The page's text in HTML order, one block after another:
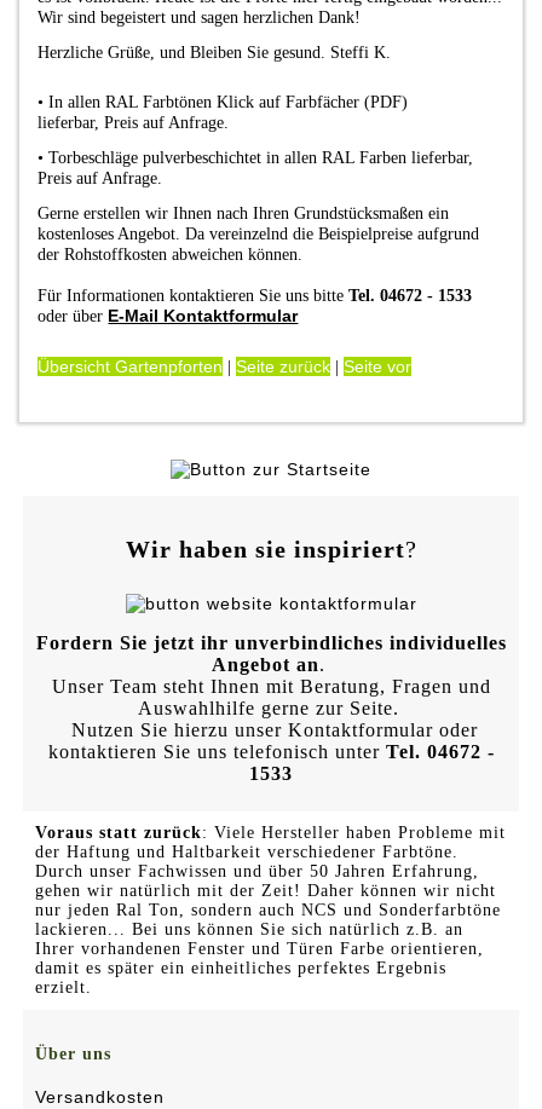
Wir sind begeistert und sagen herzlichen Dank!
Herzliche Grüße, und Bleiben Sie gesund. Steffi K.
• In allen RAL Farbtönen Klick auf Farbfächer (PDF)
lieferbar, Preis auf Anfrage.
• Torbeschläge pulverbeschichtet in allen RAL Farben lieferbar,
Preis auf Anfrage.
Gerne erstellen wir Ihnen nach Ihren Grundstücksmaßen ein
kostenloses Angebot. Da vereinzelnd die Beispielpreise aufgrund
der Rohstoffkosten abweichen können.
Für Informationen kontaktieren Sie uns bitteTel. 04672 - 1533
oder über E-Mail Kontaktformular
Übersicht Gartenpforten |Seite zurück |Seite vor
Wir haben sie inspiriert?
Fordern Sie jetzt ihr unverbindliches individuelles
Angebot an.
Unser Team steht Ihnen mit Beratung, Fragen und
Auswahlhilfe gerne zur Seite.
Nutzen Sie hierzu unser Kontaktformular oder
kontaktieren Sie uns telefonisch unter Tel. 04672 -
1533
Voraus statt zurück: Viele Hersteller haben Probleme mit
der Haftung und Haltbarkeit verschiedener Farbtöne.
Durch unser Fachwissen und über 50 Jahren Erfahrung,
gehen wir natürlich mit der Zeit! Daher können wir nicht
nur jeden Ral Ton, sondern auch NCS und Sonderfarbtöne
lackieren... Bei uns können Sie sich natürlich z.B. an
Ihrer vorhandenen Fenster und Türen Farbe orientieren,
damit es später ein einheitliches perfektes Ergebnis
erzielt.
Über uns
Versandkosten